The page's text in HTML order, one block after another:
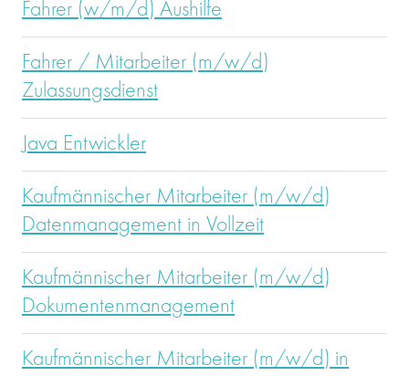
Fahrer (w/m/d) Aushilfe
Fahrer / Mitarbeiter (m/w/d)
Zulassungsdienst
Java Entwickler
Kaufmännischer Mitarbeiter (m/w/d)
Datenmanagement in Vollzeit
Kaufmännischer Mitarbeiter (m/w/d)
Dokumentenmanagement
Kaufmännischer Mitarbeiter (m/w/d) in